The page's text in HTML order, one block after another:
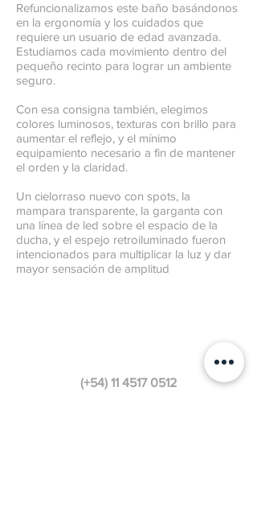
Refuncionalizamos este baño basándonos
en la ergonomía y los cuidados que
requiere un usuario de edad avanzada.
Estudiamos cada movimiento dentro del
pequeño recinto para lograr un ambiente
seguro.
Con esa consigna también, elegimos
colores luminosos, texturas con brillo para
aumentar el reflejo, y el mínimo
equipamiento necesario a fin de mantener
el orden y la claridad.
Un cielorraso nuevo con spots, la
mampara transparente, la garganta con
una línea de led sobre el espacio de la
ducha, y el espejo retroiluminado fueron
intencionados para multiplicar la luz y dar
mayor sensación de amplitud
(+54) 11 4517 0512